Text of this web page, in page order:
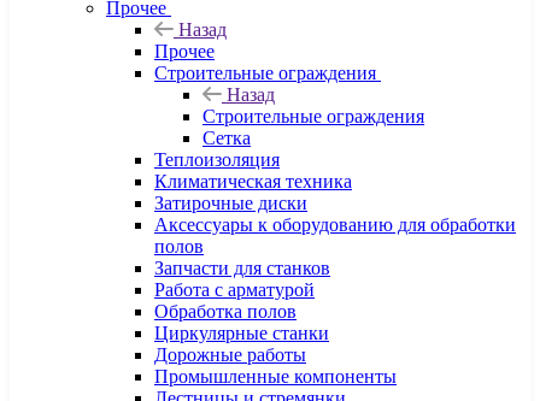
Прочее
Назад
Прочее
Строительные ограждения
Назад
Строительные ограждения
Сетка
Теплоизоляция
Климатическая техника
Затирочные диски
Аксессуары к оборудованию для обработки
полов
Запчасти для станков
Работа с арматурой
Обработка полов
Циркулярные станки
Дорожные работы
Промышленные компоненты